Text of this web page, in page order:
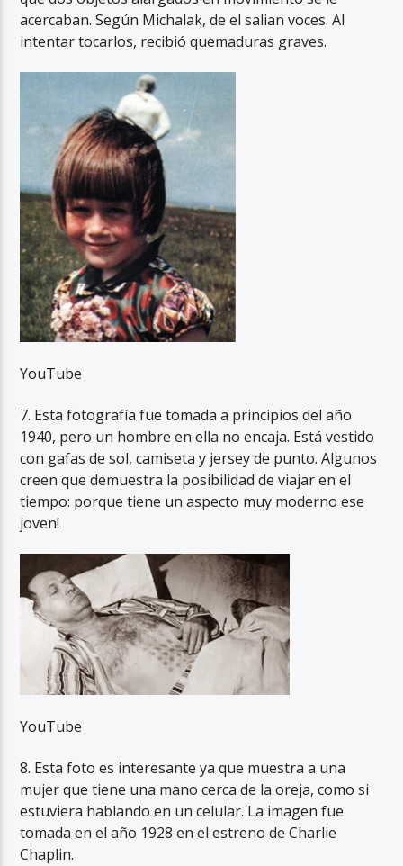
acercaban. Según Michalak, de el salian voces. Al
intentar tocarlos, recibió quemaduras graves.
YouTube
7. Esta fotografía fue tomada a principios del año
1940, pero un hombre en ella no encaja. Está vestido
con gafas de sol, camiseta y jersey de punto. Algunos
creen que demuestra la posibilidad de viajar en el
tiempo: porque tiene un aspecto muy moderno ese
joven!
YouTube
8. Esta foto es interesante ya que muestra a una
mujer que tiene una mano cerca de la oreja, como si
estuviera hablando en un celular. La imagen fue
tomada en el año 1928 en el estreno de Charlie
Chaplin.